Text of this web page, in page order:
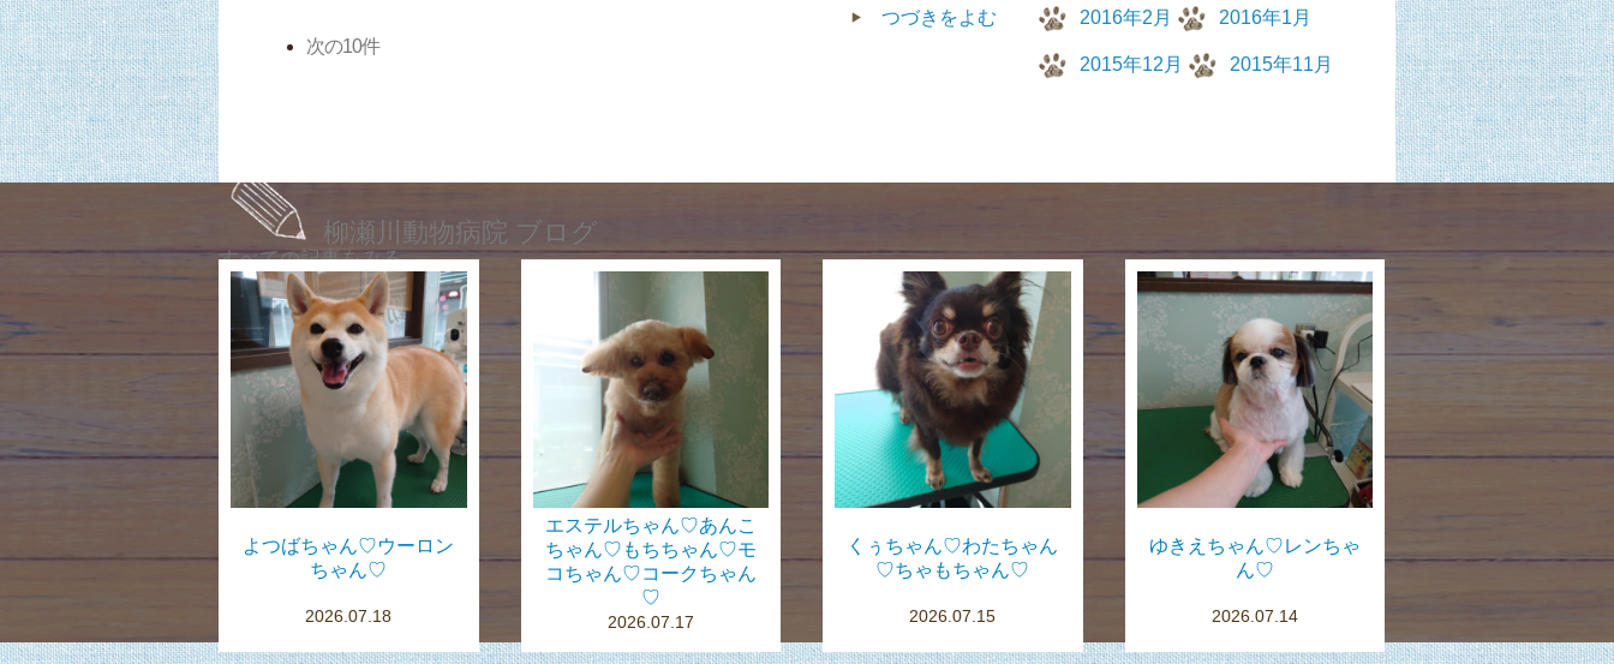
つづきをよむ
次の10件
2016年2月 2016年1月
2015年12月 2015年11月
柳瀬川動物病院 ブログ
すべての記事をみる
よつばちゃん♡ウーロン
ちゃん♡
2026.07.18
エステルちゃん♡あんこ
ちゃん♡もちちゃん♡モ
コちゃん♡コークちゃん
♡
2026.07.17
くぅちゃん♡わたちゃん
♡ちゃもちゃん♡
2026.07.15
ゆきえちゃん♡レンちゃ
ん♡
2026.07.14